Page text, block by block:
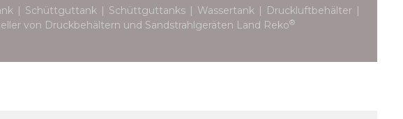
| Schüttguttank | Schüttguttanks | Wassertank | Druckluftbehälter |
von Druckbehältern und Sandstrahlgeräten Land Reko®